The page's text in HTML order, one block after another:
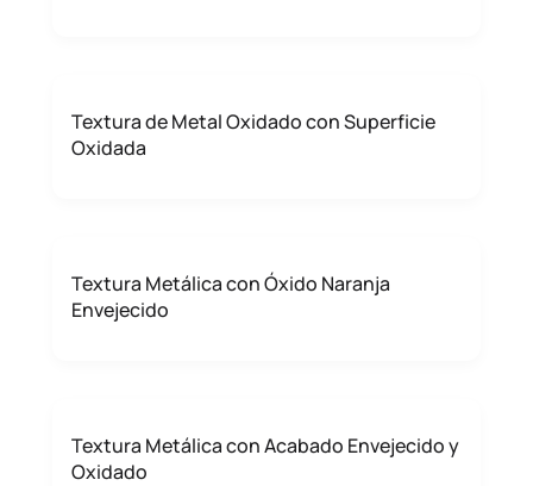
Textura de Metal Oxidado con Superficie
Oxidada
Textura Metálica con Óxido Naranja
Envejecido
Textura Metálica con Acabado Envejecido y
Oxidado